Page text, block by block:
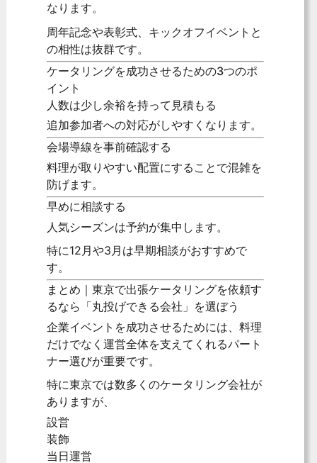
なります。
周年記念や表彰式、キックオフイベントと
の相性は抜群です。
ケータリングを成功させるための3つのポ
イント
人数は少し余裕を持って見積もる
追加参加者への対応がしやすくなります。
会場導線を事前確認する
料理が取りやすい配置にすることで混雑を
防げます。
早めに相談する
人気シーズンは予約が集中します。
特に12月や3月は早期相談がおすすめで
す。
まとめ｜東京で出張ケータリングを依頼す
るなら「丸投げできる会社」を選ぼう
企業イベントを成功させるためには、料理
だけでなく運営全体を支えてくれるパート
ナー選びが重要です。
特に東京では数多くのケータリング会社が
ありますが、
設営
装飾
当日運営